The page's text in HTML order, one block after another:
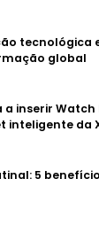
tecnológica
global
inserir Watch
inteligente da
5